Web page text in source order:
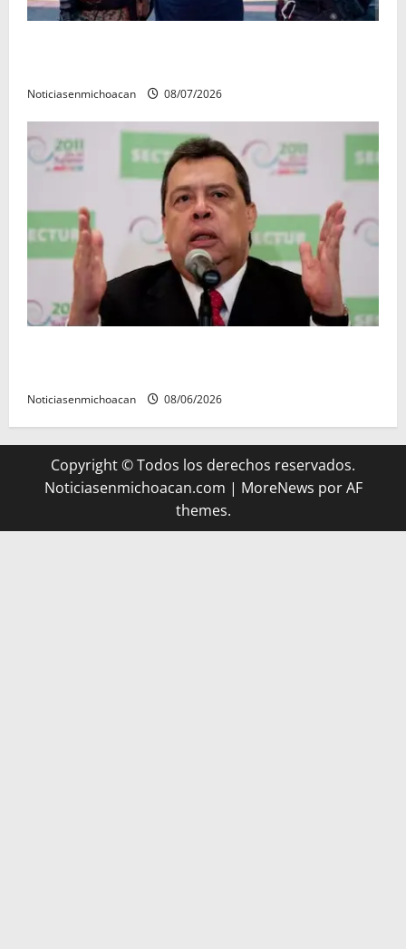
Noticiasenmichoacan 08/07/2026
Noticiasenmichoacan 08/06/2026
Copyright © Todos los derechos reservados.
Noticiasenmichoacan.com | MoreNews por AF
themes.